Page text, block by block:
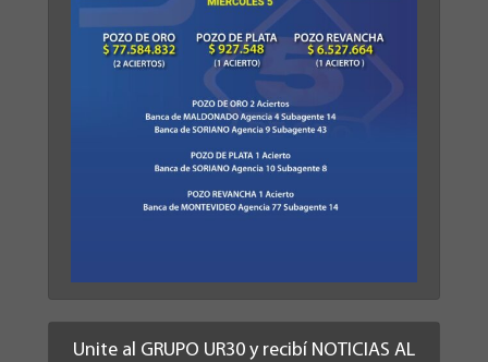
Unite al GRUPO UR30 y recibí NOTICIAS AL